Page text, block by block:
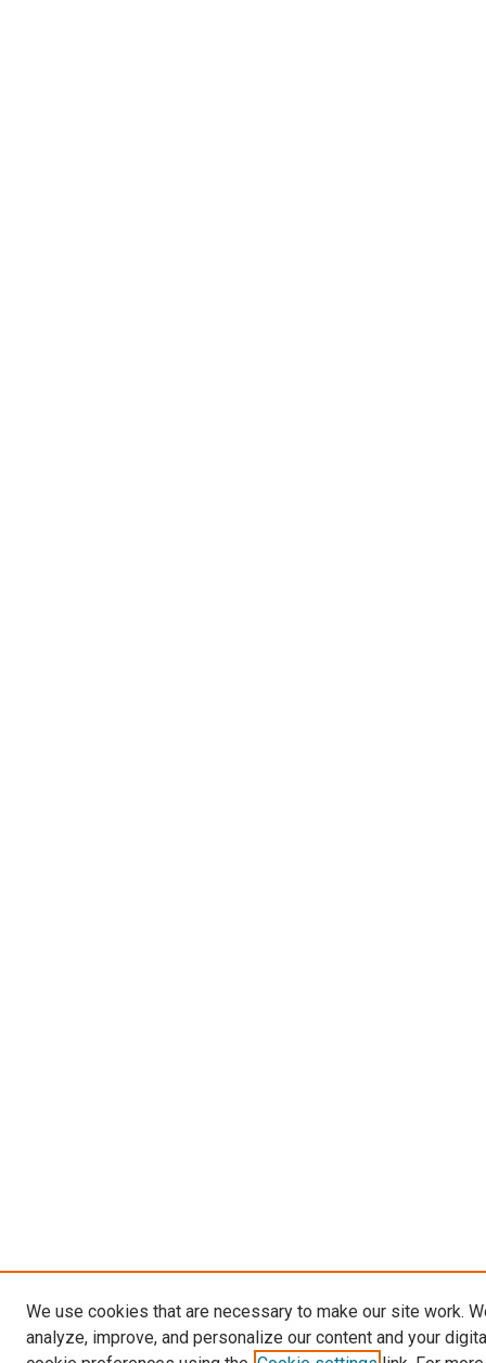
We use cookies that are necessary to make our site work.
analyze, improve, and personalize our content and your